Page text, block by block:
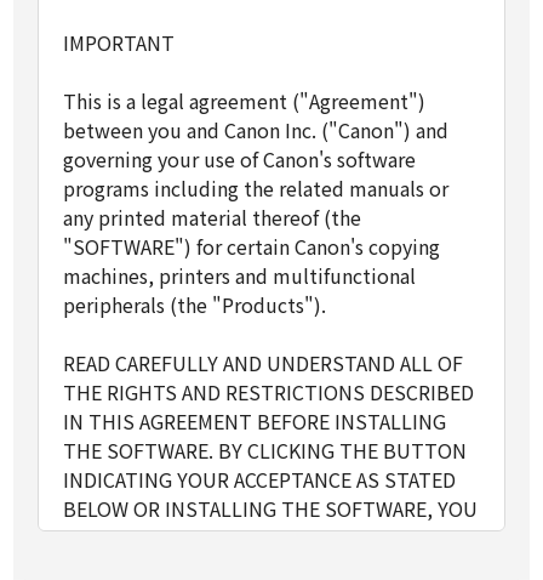
IMPORTANT
This is a legal agreement ("Agreement")
between you and Canon Inc. ("Canon") and
governing your use of Canon's software
programs including the related manuals or
any printed material thereof (the
"SOFTWARE") for certain Canon's copying
machines, printers and multifunctional
peripherals (the "Products").
READ CAREFULLY AND UNDERSTAND ALL OF
THE RIGHTS AND RESTRICTIONS DESCRIBED
IN THIS AGREEMENT BEFORE INSTALLING
THE SOFTWARE. BY CLICKING THE BUTTON
INDICATING YOUR ACCEPTANCE AS STATED
BELOW OR INSTALLING THE SOFTWARE, YOU
AGREE TO BE BOUND BY THE TERMS AND